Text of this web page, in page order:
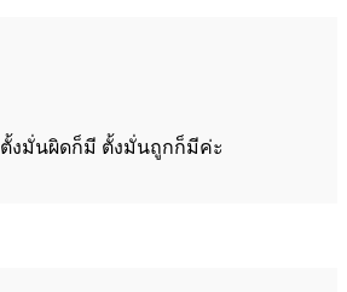
งมั่นผิดก็มี ตั้งมั่นถูกก็มีค่ะ